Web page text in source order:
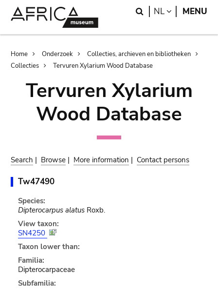
Search
NL LANGUAGE
MENU
Breadcrumb
Home Onderzoek
Collecties, archieven en bibliotheken
Collecties
Tervuren Xylarium Wood Database
Tervuren Xylarium
Wood Database
Search | Browse | More information | Contact persons
Tw47490
Species:
Dipterocarpus alatusRoxb.
View taxon:
SN4250
Taxon lower than:
Familia:
Dipterocarpaceae
Subfamilia: